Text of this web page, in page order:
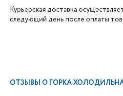
Курьерская доставка
следующий день после оплаты
ОТЗЫВЫ О ГОРКА ХОЛОДИЛЬНАЯ